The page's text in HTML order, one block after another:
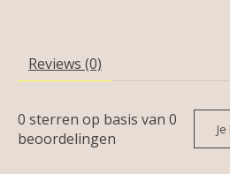
Reviews (0)
0 sterren op basis van 0
beoordelingen